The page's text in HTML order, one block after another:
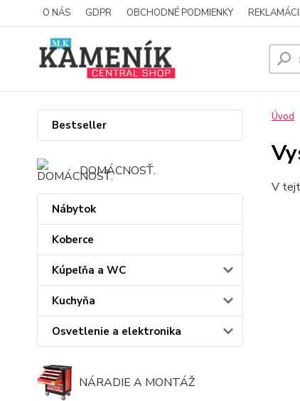
O NÁS GDPR OBCHODNÉ PODMIENKY
Bestseller
DOMÁCNOSŤ.
Nábytok
Koberce
Kúpeľňa a WC
Kuchyňa
Osvetlenie a elektronika
NÁRADIE A MONTÁŽ
Úvod
V